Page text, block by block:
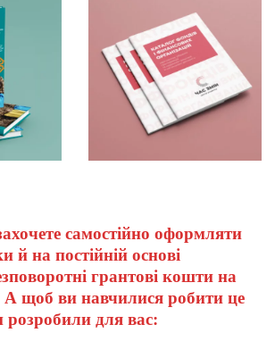
самостійно оформляти
й на постійній основі
грантові кошти на
А щоб ви навчилися робити це
для вас: